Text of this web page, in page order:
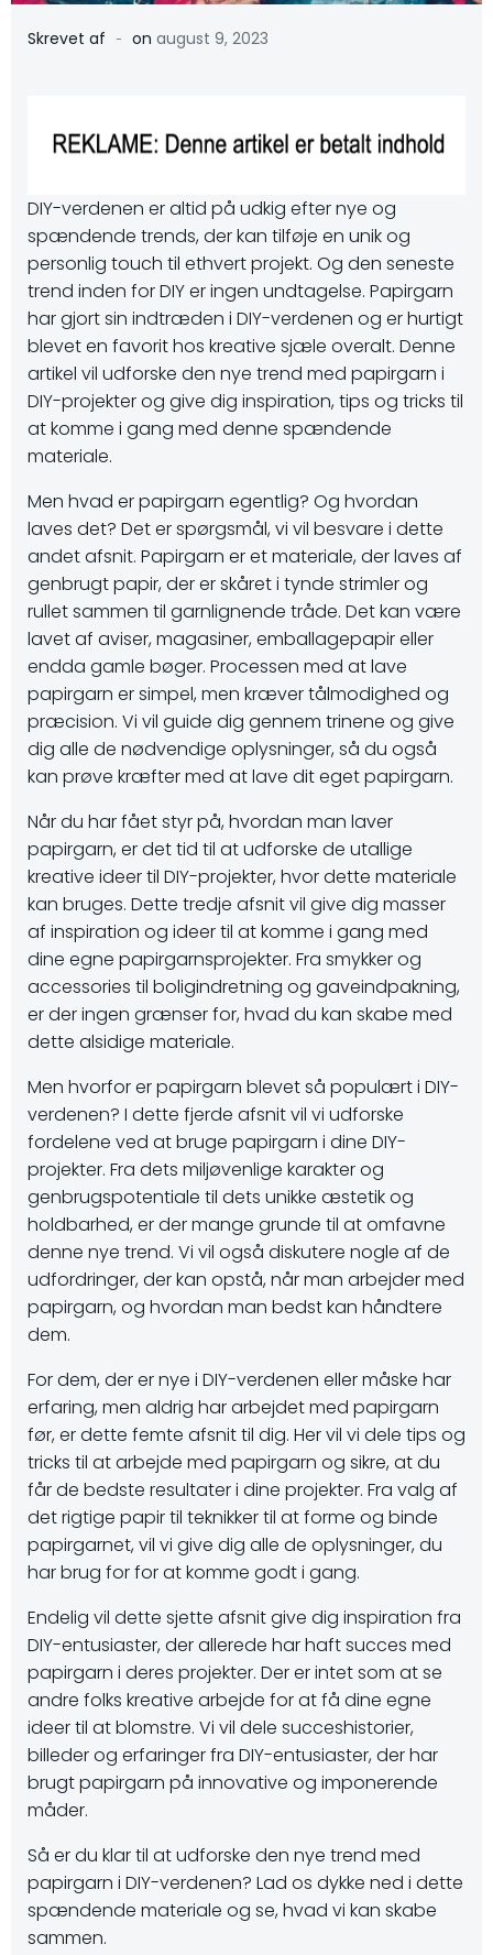
Skrevet af - on august 9, 2023
DIY-verdenen er altid på udkig efter nye og
spændende trends, der kan tilføje en unik og
personlig touch til ethvert projekt. Og den seneste
trend inden for DIY er ingen undtagelse. Papirgarn
har gjort sin indtræden i DIY-verdenen og er hurtigt
blevet en favorit hos kreative sjæle overalt. Denne
artikel vil udforske den nye trend med papirgarn i
DIY-projekter og give dig inspiration, tips og tricks til
at komme i gang med denne spændende
materiale.
Men hvad er papirgarn egentlig? Og hvordan
laves det? Det er spørgsmål, vi vil besvare i dette
andet afsnit. Papirgarn er et materiale, der laves af
genbrugt papir, der er skåret i tynde strimler og
rullet sammen til garnlignende tråde. Det kan være
lavet af aviser, magasiner, emballagepapir eller
endda gamle bøger. Processen med at lave
papirgarn er simpel, men kræver tålmodighed og
præcision. Vi vil guide dig gennem trinene og give
dig alle de nødvendige oplysninger, så du også
kan prøve kræfter med at lave dit eget papirgarn.
Når du har fået styr på, hvordan man laver
papirgarn, er det tid til at udforske de utallige
kreative ideer til DIY-projekter, hvor dette materiale
kan bruges. Dette tredje afsnit vil give dig masser
af inspiration og ideer til at komme i gang med
dine egne papirgarnsprojekter. Fra smykker og
accessories til boligindretning og gaveindpakning,
er der ingen grænser for, hvad du kan skabe med
dette alsidige materiale.
Men hvorfor er papirgarn blevet så populært i DIY-
verdenen? I dette fjerde afsnit vil vi udforske
fordelene ved at bruge papirgarn i dine DIY-
projekter. Fra dets miljøvenlige karakter og
genbrugspotentiale til dets unikke æstetik og
holdbarhed, er der mange grunde til at omfavne
denne nye trend. Vi vil også diskutere nogle af de
udfordringer, der kan opstå, når man arbejder med
papirgarn, og hvordan man bedst kan håndtere
dem.
For dem, der er nye i DIY-verdenen eller måske har
erfaring, men aldrig har arbejdet med papirgarn
før, er dette femte afsnit til dig. Her vil vi dele tips og
tricks til at arbejde med papirgarn og sikre, at du
får de bedste resultater i dine projekter. Fra valg af
det rigtige papir til teknikker til at forme og binde
papirgarnet, vil vi give dig alle de oplysninger, du
har brug for for at komme godt i gang.
Endelig vil dette sjette afsnit give dig inspiration fra
DIY-entusiaster, der allerede har haft succes med
papirgarn i deres projekter. Der er intet som at se
andre folks kreative arbejde for at få dine egne
ideer til at blomstre. Vi vil dele succeshistorier,
billeder og erfaringer fra DIY-entusiaster, der har
brugt papirgarn på innovative og imponerende
måder.
Så er du klar til at udforske den nye trend med
papirgarn i DIY-verdenen? Lad os dykke ned i dette
spændende materiale og se, hvad vi kan skabe
sammen.